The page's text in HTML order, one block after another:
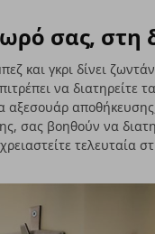
σας, στη
και γκρι δίνει
να διατηρείτε
σας βοηθούν να
τελευταία